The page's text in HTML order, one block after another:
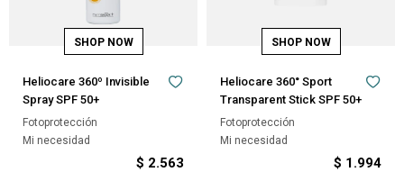
Heliocare 360º Invisible
Spray SPF 50+
Fotoprotección
Mi necesidad
$ 2.563
Heliocare 360° Sport
Transparent Stick SPF 50+
Fotoprotección
Mi necesidad
$ 1.994